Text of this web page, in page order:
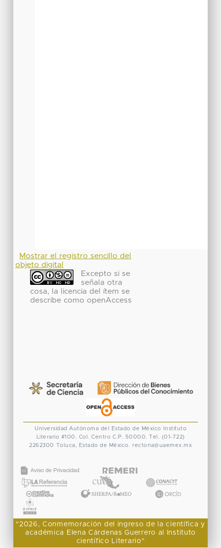
Mostrar el registro sencillo del
objeto digital
Excepto si se
señala otra
cosa, la licencia del ítem se
describe como openAccess
Universidad Autónoma del Estado de México
Instituto
Literario #100. Col. Centro C.P. 50000. Tel. (01-722)
2262300 Toluca, Estado de México. rectoria@uaemex.mx
"2026, Conmemoración del ingreso de la científica y
académica Elena Cárdenas Guerrero al Instituto
científico Literario"